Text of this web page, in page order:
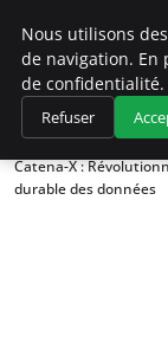
Accueil
Économie
Catena-X :
durable des données
Nous utilisons
de navigation. En
de confidentialité.
Refuser